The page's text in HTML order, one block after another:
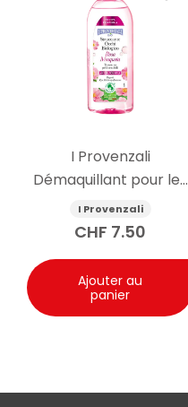
I Provenzali
Démaquillant pour les
yeux à l’églantier bio
150ml
I Provenzali
CHF 7.50
Ajouter au
panier